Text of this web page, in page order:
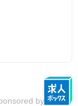
by